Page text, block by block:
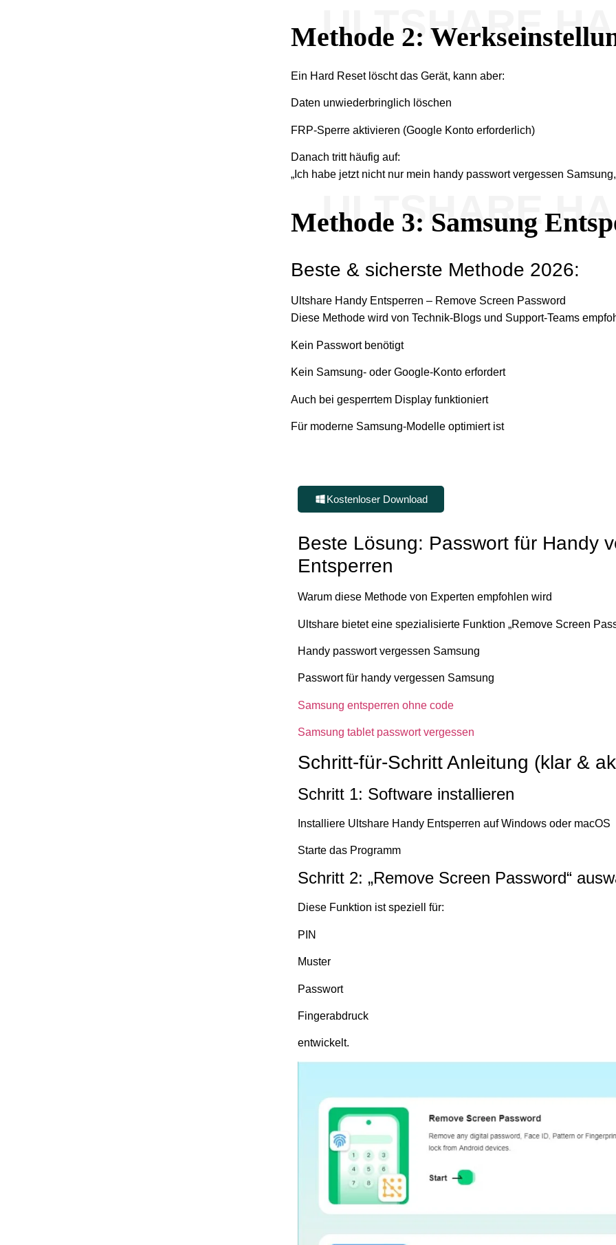
ULTSHARE
Methode 2:
Ein Hard Reset löscht das Gerät, kann aber:
Daten unwiederbringlich löschen
FRP-Sperre aktivieren (Google Konto erforderlich)
Danach tritt häufig auf:
„Ich habe jetzt nicht nur mein handy passwort vergessen
ULTSHARE
Methode 3: Samsung
Beste & sicherste Methode 2026:
Ultshare Handy Entsperren – Remove Screen Password
Diese Methode wird von Technik-Blogs und Support-Teams
Kein Passwort benötigt
Kein Samsung- oder Google-Konto erfordert
Auch bei gesperrtem Display funktioniert
Für moderne Samsung-Modelle optimiert ist
Kostenloser Download
Beste Lösung: Passwort für Handy
Entsperren
Warum diese Methode von Experten empfohlen wird
Ultshare bietet eine spezialisierte Funktion „Remove Screen
Handy passwort vergessen Samsung
Passwort für handy vergessen Samsung
Samsung entsperren ohne code
Samsung tablet passwort vergessen
Schritt-für-Schritt Anleitung (klar &
Schritt 1: Software installieren
Installiere Ultshare Handy Entsperren auf Windows oder macOS
Starte das Programm
Schritt 2: „Remove Screen Password“
Diese Funktion ist speziell für:
PIN
Muster
Passwort
Fingerabdruck
entwickelt.